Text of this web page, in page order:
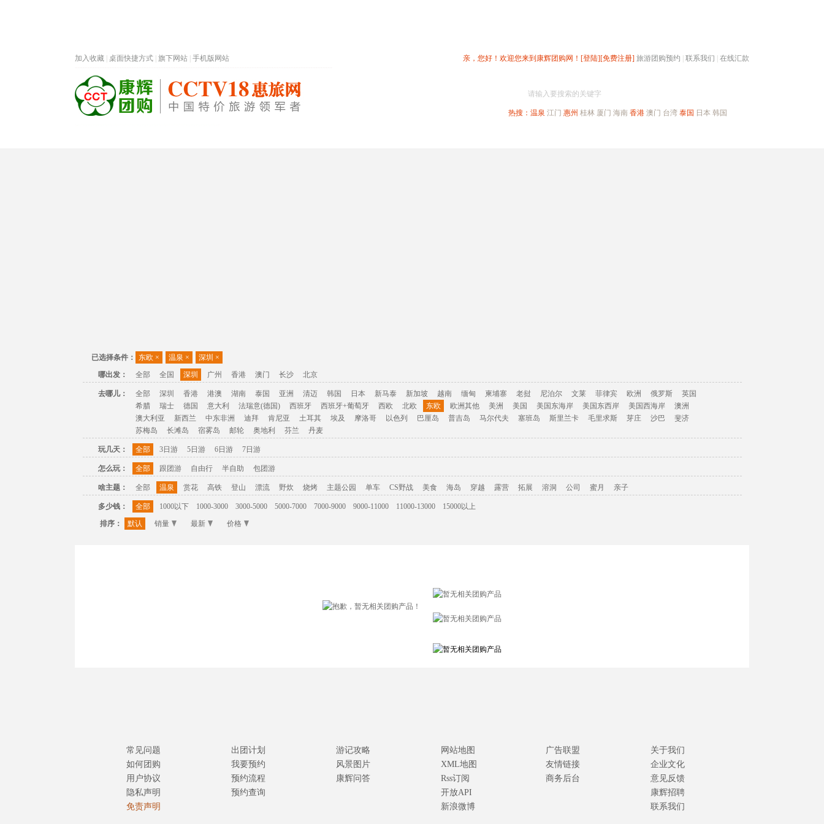
亲，您好！欢迎您来到康辉团购网！ [登陆][免费注册] 旅游团购预约 联系我们 在线汇款
加入收藏 桌面快捷方式 旗下网站 手机版网站
请输入要搜索的关键字
热搜： 温泉 江门 惠州 桂林 厦门 海南 香港 澳门 台湾 泰国 日本 韩国
已选择条件： 东欧 × 温泉 × 深圳 ×
哪出发：
全部 全国 深圳 广州 香港 澳门 长沙 北京
去哪儿： 全部 深圳 香港 港澳 湖南 泰国 亚洲 清迈 韩国 日本 新马泰 新加坡 越南 缅甸 柬埔寨 老挝 尼泊尔 文莱 菲律宾 欧洲 俄罗斯
英国
希腊
瑞士 德国 意大利 法瑞意(德国) 西班牙 西班牙+葡萄牙 西欧 北欧 东欧 欧洲其他 美洲 美国 美国东海岸 美国东西岸 美国西海岸
澳洲
澳大利亚
新西兰 中东非洲 迪拜 肯尼亚 土耳其 埃及 摩洛哥 以色列 巴厘岛 普吉岛 马尔代夫 塞班岛 斯里兰卡 毛里求斯 芽庄 沙巴
斐济
苏梅岛
长滩岛 宿雾岛 邮轮 奥地利 芬兰 丹麦
玩几天： 全部 3日游 5日游 6日游 7日游
怎么玩： 全部 跟团游 自由行 半自助 包团游
啥主题： 全部 温泉 赏花 高铁 登山 漂流 野炊 烧烤 主题公园 单车 CS野战 美食 海岛 穿越 露营 拓展 溶洞 公司 蜜月 亲子
多少钱： 全部 1000以下 1000-3000 3000-5000 5000-7000 7000-9000 9000-11000 11000-13000
15000以上
排序：
默认 销量 最新 价格
常见问题
如何团购
用户协议
隐私声明
免责声明
出团计划
我要预约
预约流程
预约查询
游记攻略
风景图片
康辉问答
网站地图
XML地图
Rss订阅
开放API
新浪微博
广告联盟
友情链接
商务后台
关于我们
企业文化
意见反馈
康辉招聘
联系我们